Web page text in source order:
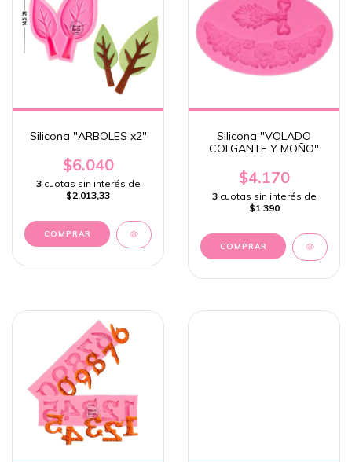
Silicona "ARBOLES x2"
$6.040
3 cuotas sin interés de
$2.013,33
Silicona "VOLADO
COLGANTE Y MOÑO"
$4.170
3 cuotas sin interés de
$1.390